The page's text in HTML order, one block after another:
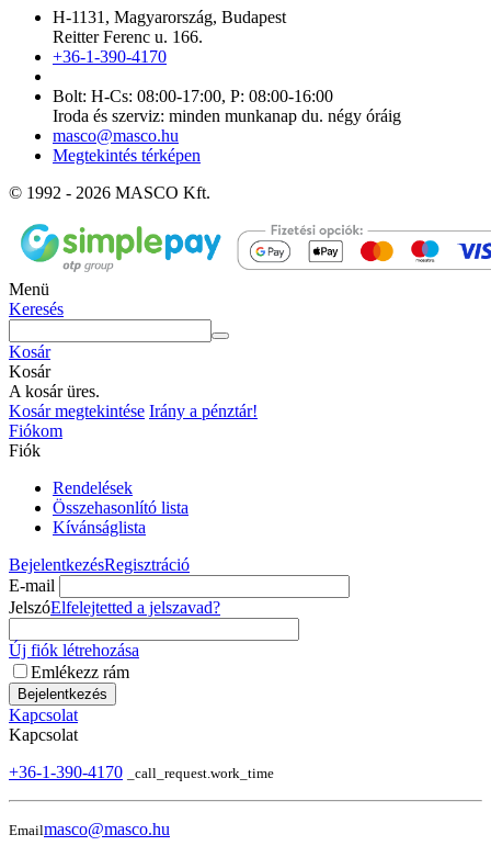
H-1131, Magyarország, Budapest
Reitter Ferenc u. 166.
+36-1-390-4170
Bolt: H-Cs: 08:00-17:00, P: 08:00-16:00
Iroda és szerviz: minden munkanap du. négy óráig
masco@masco.hu
Megtekintés térképen
© 1992 - 2026 MASCO Kft.
Menü
Keresés
Kosár
Kosár
A kosár üres.
Kosár megtekintése Irány a pénztár!
Fiókom
Fiók
Rendelések
Összehasonlító lista
Kívánságlista
BejelentkezésRegisztráció
E-mail
JelszóElfelejtetted a jelszavad?
Új fiók létrehozása
Emlékezz rám
Bejelentkezés
Kapcsolat
Kapcsolat
+36-1-390-4170
_call_request.work_time
Emailmasco@masco.hu